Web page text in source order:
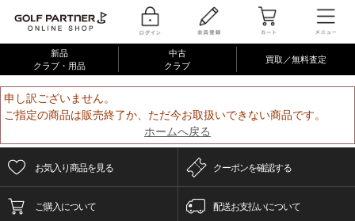
新品
クラブ・用品
中古
クラブ
買取／無料査定
申し訳ございません。
ご指定の商品は販売終了か、ただ今お取扱いできない商品です。
ホームへ戻る
お気入り商品を見る クーポンを確認する
ご購入について 配送お支払いについて